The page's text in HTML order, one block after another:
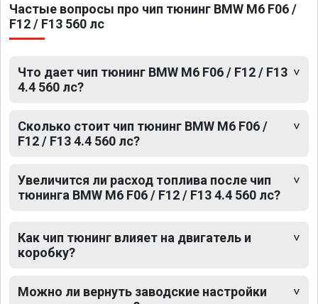
Частые вопросы про чип тюнинг BMW M6 F06 /
F12 / F13 560 лс
Что дает чип тюнинг BMW M6 F06 / F12 / F13
4.4 560 лс?
Сколько стоит чип тюнинг BMW M6 F06 /
F12 / F13 4.4 560 лс?
Увеличится ли расход топлива после чип
тюнинга BMW M6 F06 / F12 / F13 4.4 560 лс?
Как чип тюнинг влияет на двигатель и
коробку?
Можно ли вернуть заводские настройки